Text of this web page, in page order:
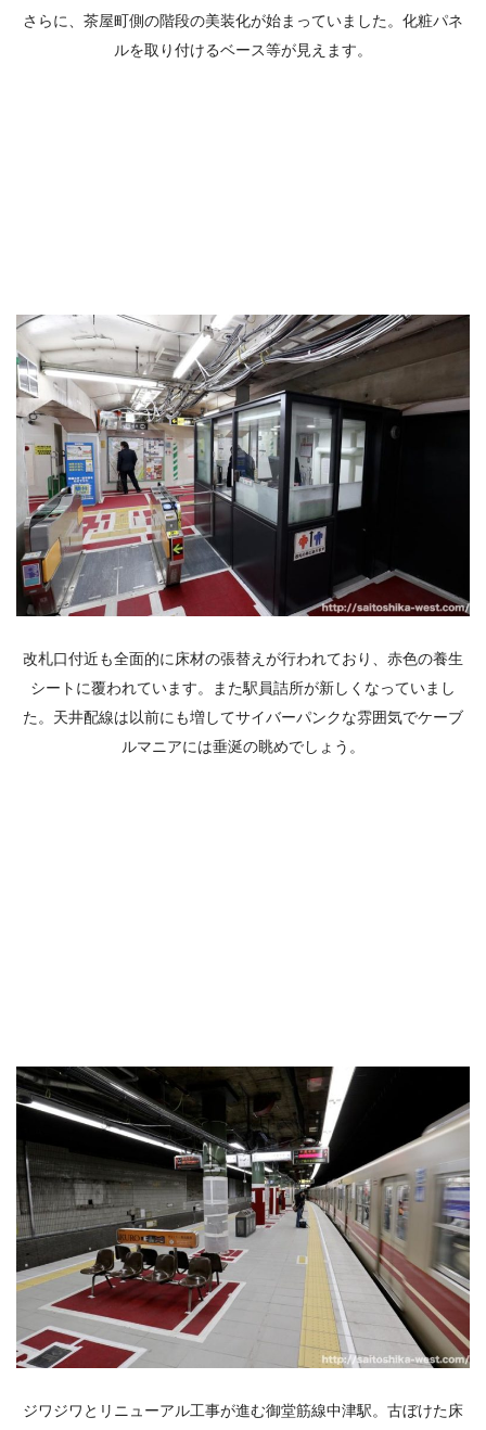
さらに、茶屋町側の階段の美装化が始まっていました。化粧パネ
ルを取り付けるベース等が見えます。
改札口付近も全面的に床材の張替えが行われており、赤色の養生
シートに覆われています。また駅員詰所が新しくなっていまし
た。天井配線は以前にも増してサイバーパンクな雰囲気でケーブ
ルマニアには垂涎の眺めでしょう。
ジワジワとリニューアル工事が進む御堂筋線中津駅。古ぼけた床